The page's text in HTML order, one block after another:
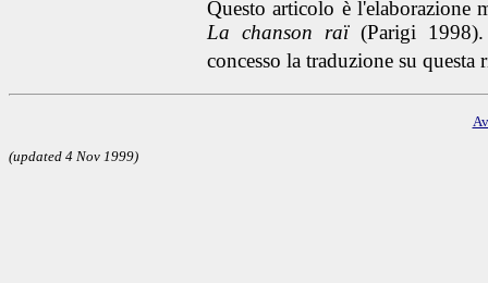
Questo articolo è
La chanson raï(Parigi 1998).
concesso la traduzione su
(updated 4 Nov 1999)